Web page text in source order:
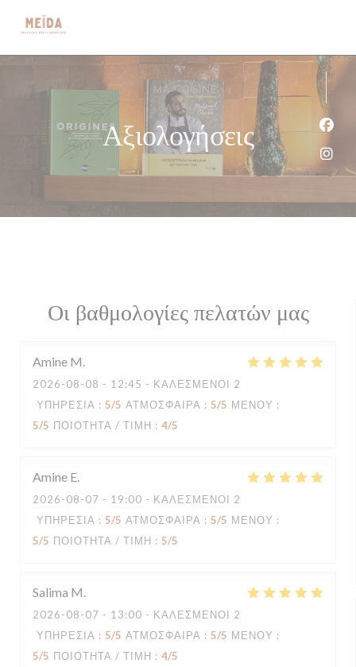
Αξιολογήσεις
Οι βαθμολογίες πελατών μας
Amine M
2026-08-08 - 12:45 - ΚΑΛΕΣΜΈΝΟΙ 2
ΥΠΗΡΕΣΊΑ : 5/5 ΑΤΜΌΣΦΑΙΡΑ : 5/5 ΜΕΝΟΎ :
5/5 ΠΟΙΌΤΗΤΑ / ΤΙΜΉ : 4/5
Amine E
2026-08-07 - 19:00 - ΚΑΛΕΣΜΈΝΟΙ 2
ΥΠΗΡΕΣΊΑ : 5/5 ΑΤΜΌΣΦΑΙΡΑ : 5/5 ΜΕΝΟΎ :
5/5 ΠΟΙΌΤΗΤΑ / ΤΙΜΉ : 5/5
Salima M
2026-08-07 - 13:00 - ΚΑΛΕΣΜΈΝΟΙ 2
ΥΠΗΡΕΣΊΑ : 5/5 ΑΤΜΌΣΦΑΙΡΑ : 5/5 ΜΕΝΟΎ :
5/5 ΠΟΙΌΤΗΤΑ / ΤΙΜΉ : 4/5